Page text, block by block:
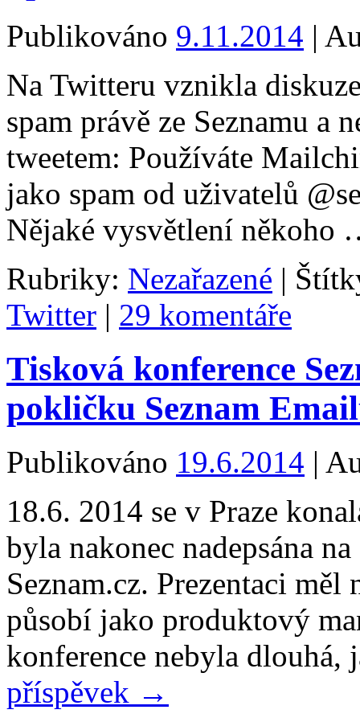
Publikováno 9.11.2014 |
Na Twitteru vznikla
spam právě ze Seznamu a
tweetem: Používáte
jako spam od uživatelů
Nějaké vysvětlení
Rubriky: Nezařazené |
Twitter | 29 komentáře
Tisková konference
pokličku Seznam
Publikováno 19.6.2014 |
18.6. 2014 se v Praze
byla nakonec nadepsána
Seznam.cz. Prezentaci
působí jako produktový
konference nebyla
příspěvek →